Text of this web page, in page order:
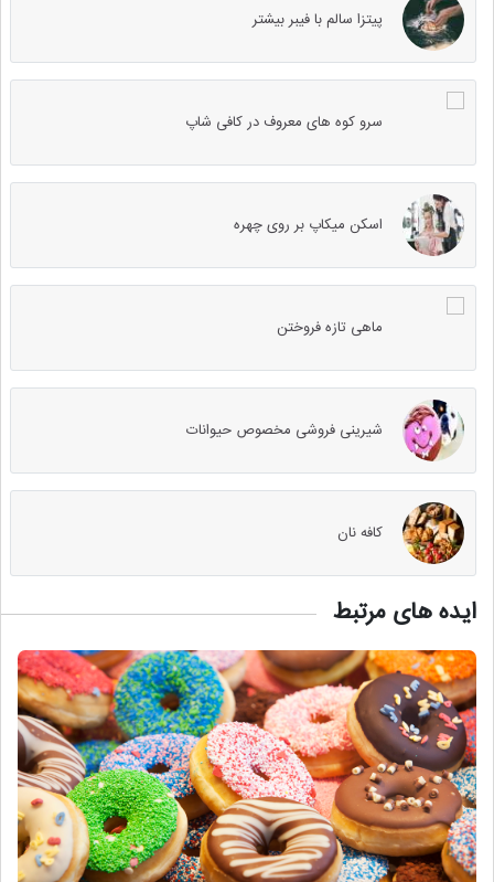
پیتزا سالم با فیبر بیشتر
سرو کوه های معروف در کافی شاپ
اسکن میکاپ بر روی چهره
ماهی تازه فروختن
شیرینی فروشی مخصوص حیوانات
کافه نان
ایده های مرتبط